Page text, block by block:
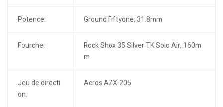
Potence: Ground Fiftyone, 31.8mm
Fourche:
Rock Shox 35 Silver TK Solo Air, 160m
m
Jeu de directi
on:
Acros AZX-205